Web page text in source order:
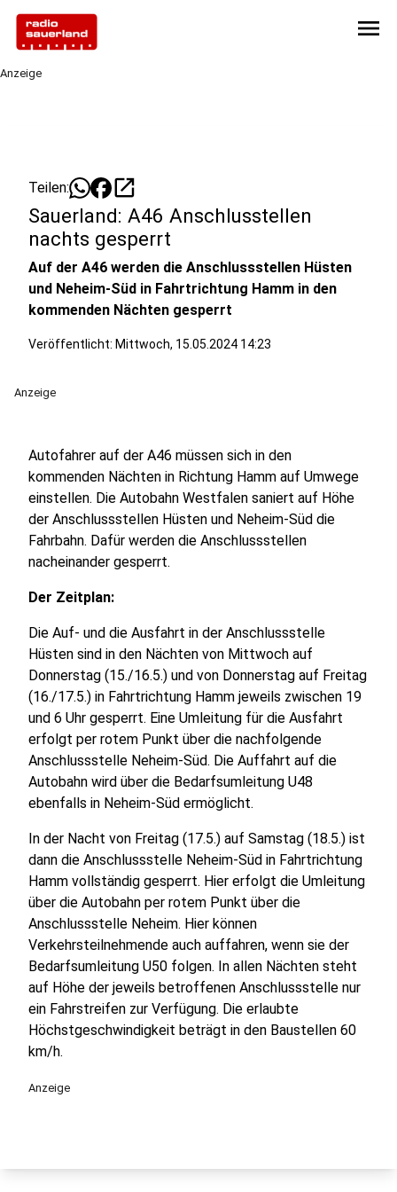
menu
Anzeige
Teilen: open_in_new
Sauerland: A46 Anschlusstellen
nachts gesperrt
Auf der A46 werden die Anschlussstellen Hüsten
und Neheim-Süd in Fahrtrichtung Hamm in den
kommenden Nächten gesperrt
Veröffentlicht: Mittwoch, 15.05.2024 14:23
Anzeige
Autofahrer auf der A46 müssen sich in den
kommenden Nächten in Richtung Hamm auf Umwege
einstellen. Die Autobahn Westfalen saniert auf Höhe
der Anschlussstellen Hüsten und Neheim-Süd die
Fahrbahn. Dafür werden die Anschlussstellen
nacheinander gesperrt.
Der Zeitplan:
Die Auf- und die Ausfahrt in der Anschlussstelle
Hüsten sind in den Nächten von Mittwoch auf
Donnerstag (15./16.5.) und von Donnerstag auf Freitag
(16./17.5.) in Fahrtrichtung Hamm jeweils zwischen 19
und 6 Uhr gesperrt. Eine Umleitung für die Ausfahrt
erfolgt per rotem Punkt über die nachfolgende
Anschlussstelle Neheim-Süd. Die Auffahrt auf die
Autobahn wird über die Bedarfsumleitung U48
ebenfalls in Neheim-Süd ermöglicht.
In der Nacht von Freitag (17.5.) auf Samstag (18.5.) ist
dann die Anschlussstelle Neheim-Süd in Fahrtrichtung
Hamm vollständig gesperrt. Hier erfolgt die Umleitung
über die Autobahn per rotem Punkt über die
Anschlussstelle Neheim. Hier können
Verkehrsteilnehmende auch auffahren, wenn sie der
Bedarfsumleitung U50 folgen. In allen Nächten steht
auf Höhe der jeweils betroffenen Anschlussstelle nur
ein Fahrstreifen zur Verfügung. Die erlaubte
Höchstgeschwindigkeit beträgt in den Baustellen 60
km/h.
Anzeige